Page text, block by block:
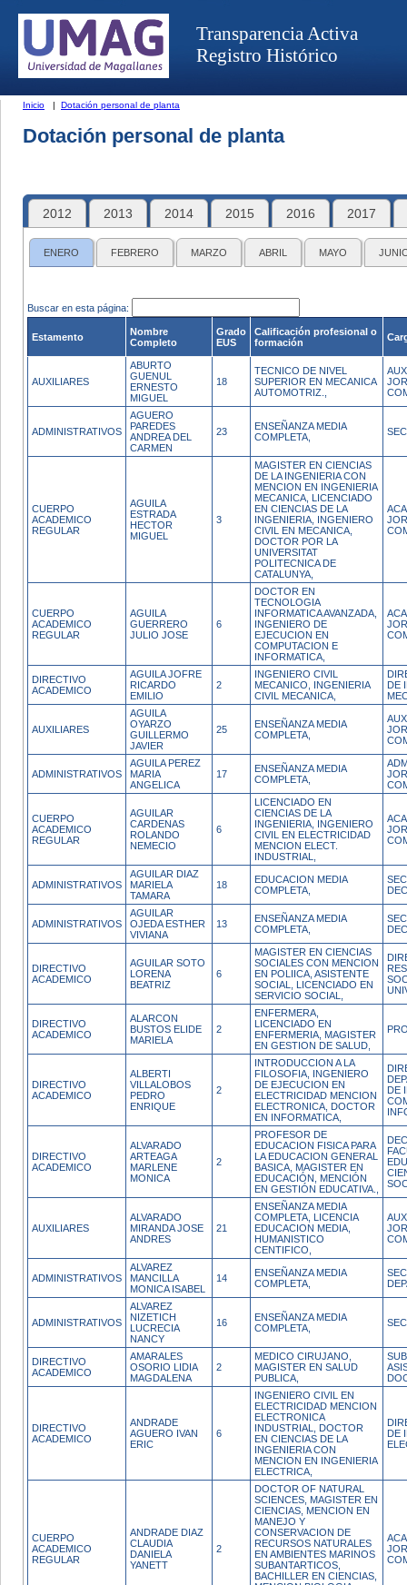
Transparencia Activa
Registro Histórico
Inicio | Dotación personal de planta
Dotación personal de planta
2012 2013 2014 2015 2016 2017
ENERO FEBRERO MARZO ABRIL MAYO
Buscar en esta página:
Estamento
Nombre
Completo
Grado
EUS
Calificación profesional o
formación
AUXILIARES
ABURTO
GUENUL
ERNESTO
MIGUEL
18
TECNICO DE NIVEL
SUPERIOR EN MECANICA
AUTOMOTRIZ.,
ADMINISTRATIVOS
AGUERO
PAREDES
ANDREA DEL
CARMEN
23
ENSEÑANZA MEDIA
COMPLETA,
CUERPO
ACADEMICO
REGULAR
AGUILA
ESTRADA
HECTOR
MIGUEL
3
MAGISTER EN CIENCIAS
DE LA INGENIERIA CON
MENCION EN INGENIERIA
MECANICA, LICENCIADO
EN CIENCIAS DE LA
INGENIERIA, INGENIERO
CIVIL EN MECANICA,
DOCTOR POR LA
UNIVERSITAT
POLITECNICA DE
CATALUNYA,
CUERPO
ACADEMICO
REGULAR
AGUILA
GUERRERO
JULIO JOSE
6
DOCTOR EN
TECNOLOGIA
INFORMATICA AVANZADA,
INGENIERO DE
EJECUCION EN
COMPUTACION E
INFORMATICA,
DIRECTIVO
ACADEMICO
AGUILA JOFRE
RICARDO
EMILIO
2
INGENIERO CIVIL
MECANICO, INGENIERIA
CIVIL MECANICA,
DE
AUXILIARES
AGUILA
OYARZO
GUILLERMO
JAVIER
25
ENSEÑANZA MEDIA
COMPLETA,
ADMINISTRATIVOS
AGUILA PEREZ
MARIA
ANGELICA
17
ENSEÑANZA MEDIA
COMPLETA,
CUERPO
ACADEMICO
REGULAR
AGUILAR
CARDENAS
ROLANDO
NEMECIO
6
LICENCIADO EN
CIENCIAS DE LA
INGENIERIA, INGENIERO
CIVIL EN ELECTRICIDAD
MENCION ELECT.
INDUSTRIAL,
ADMINISTRATIVOS
AGUILAR DIAZ
MARIELA
TAMARA
18
EDUCACION MEDIA
COMPLETA,
ADMINISTRATIVOS
AGUILAR
OJEDA ESTHER
VIVIANA
13
ENSEÑANZA MEDIA
COMPLETA,
DIRECTIVO
ACADEMICO
AGUILAR SOTO
LORENA
BEATRIZ
6
MAGISTER EN CIENCIAS
SOCIALES CON MENCION
EN POLIICA, ASISTENTE
SOCIAL, LICENCIADO EN
SERVICIO SOCIAL,
DIRECTIVO
ACADEMICO
ALARCON
BUSTOS ELIDE
MARIELA
2
ENFERMERA,
LICENCIADO EN
ENFERMERIA, MAGISTER
EN GESTION DE SALUD,
DIRECTIVO
ACADEMICO
ALBERTI
VILLALOBOS
PEDRO
ENRIQUE
2
INTRODUCCION A LA
FILOSOFIA, INGENIERO
DE EJECUCION EN
ELECTRICIDAD MENCION
ELECTRONICA, DOCTOR
EN INFORMATICA,
DE
DIRECTIVO
ACADEMICO
ALVARADO
ARTEAGA
MARLENE
MONICA
2
PROFESOR DE
EDUCACION FISICA PARA
LA EDUCACION GENERAL
BASICA, MAGISTER EN
EDUCACIÓN, MENCIÓN
EN GESTIÓN EDUCATIVA.,
AUXILIARES
ALVARADO
MIRANDA JOSE
ANDRES
21
ENSEÑANZA MEDIA
COMPLETA, LICENCIA
EDUCACION MEDIA,
HUMANISTICO
CENTIFICO,
ADMINISTRATIVOS
ALVAREZ
MANCILLA
MONICA ISABEL
14
ENSEÑANZA MEDIA
COMPLETA,
ADMINISTRATIVOS
ALVAREZ
NIZETICH
LUCRECIA
NANCY
16
ENSEÑANZA MEDIA
COMPLETA,
DIRECTIVO
ACADEMICO
AMARALES
OSORIO LIDIA
MAGDALENA
2
MEDICO CIRUJANO,
MAGISTER EN SALUD
PUBLICA,
DIRECTIVO
ACADEMICO
ANDRADE
AGUERO IVAN
ERIC
6
INGENIERO CIVIL EN
ELECTRICIDAD MENCION
ELECTRONICA
INDUSTRIAL, DOCTOR
EN CIENCIAS DE LA
INGENIERIA CON
MENCION EN INGENIERIA
ELECTRICA,
DE
CUERPO
ACADEMICO
REGULAR
ANDRADE DIAZ
CLAUDIA
DANIELA
YANETT
2
DOCTOR OF NATURAL
SCIENCES, MAGISTER EN
CIENCIAS, MENCION EN
MANEJO Y
CONSERVACION DE
RECURSOS NATURALES
EN AMBIENTES MARINOS
SUBANTARTICOS,
BACHILLER EN CIENCIAS,